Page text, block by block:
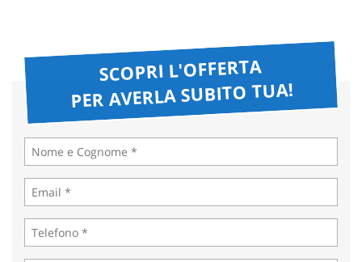
SCOPRI L'OFFERTA
PER AVERLA SUBITO TUA!
momento.
Cookie necessari
Cookie delle preferenze